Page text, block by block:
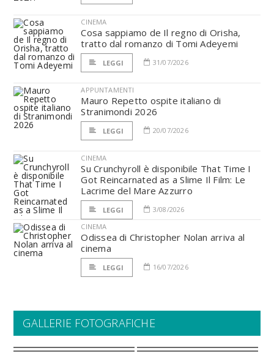
CINEMA
Cosa sappiamo de Il regno di Orisha,
tratto dal romanzo di Tomi Adeyemi
LEGGI 31/07/2026
APPUNTAMENTI
Mauro Repetto ospite italiano di
Stranimondi 2026
LEGGI 20/07/2026
CINEMA
Su Crunchyroll è disponibile That Time I
Got Reincarnated as a Slime Il Film: Le
Lacrime del Mare Azzurro
LEGGI
3/08/2026
CINEMA
Odissea di Christopher Nolan arriva al
cinema
LEGGI 16/07/2026
GALLERIE FOTOGRAFICHE